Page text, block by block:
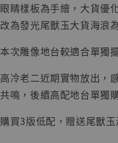
【現貨】
眼睛樣板為手繪，大貨優
改為發光尾獸玉大貨海浪
本次雕像地台較適合單獨
高冷老二近期實物放出，
共鳴，後續高配地台單獨購
購買3版低配，贈送尾獸玉